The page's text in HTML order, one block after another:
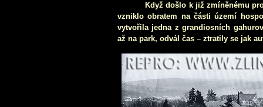
Když došlo k již zmíněnému
vzniklo obratem na části území
vytvořila jedna z grandiosních
až na park, odvál čas – ztratily se jak